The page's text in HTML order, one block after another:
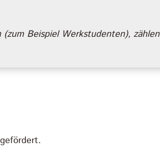
Beispiel Werkstudenten), zählen